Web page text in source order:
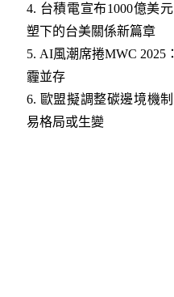
4. 台積電宣布1000億美
塑下的台美關係新篇章
5. AI風潮席捲MWC 2025
霾並存
6. 歐盟擬調整碳邊境機
易格局或生變